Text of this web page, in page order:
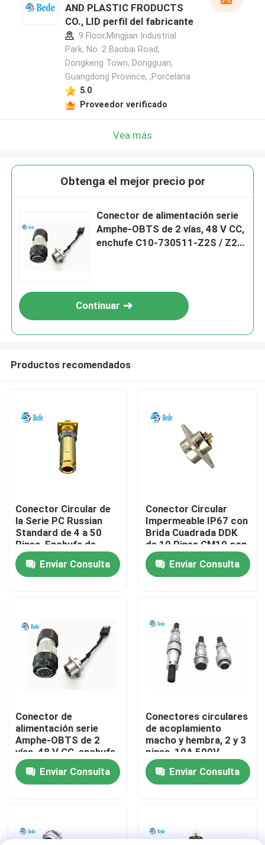
Productos
Sobre nosotros
Control de calidad
Contacta con nosotros
Noticias
El blog
Conector de aviación GX
AND PLASTIC FRODUCTS
CO., LID perfil del fabricante
9 Floor,Mingjian Industrial
Park, No. 2 Baobai Road,
Dongkeng Town, Dongguan,
Guangdong Province, ,Porcelana
5.0
Proveedor verificado
Vea más
Obtenga el mejor precio por
Conector de alimentación serie
Amphe-OBTS de 2 vías, 48 V CC,
enchufe C10-730511-Z2S / Z2P
Continuar
Productos recomendados
Conector Circular de
la Serie PC Russian
Standard de 4 a 50
Pines, Enchufe de
Aviación Impermeable
IP68 Enviar Consulta
Conector Circular
Impermeable IP67 con
Brida Cuadrada DDK
de 10 Pines CM10 con
Terminación de
SoldaduraEnviar Consulta
Conector de
alimentación serie
Amphe-OBTS de 2
vías, 48 V CC, enchufe
C10-730511-Z2S /
Z2P para torre de
telefonía móvil
Enviar Consulta
Conectores circulares
de acoplamiento
macho y hembra, 2 y 3
pines, 10A 500V
Enviar Consulta